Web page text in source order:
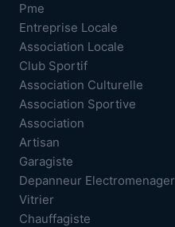
Pme
Entreprise Locale
Association Locale
Club Sportif
Association Culturelle
Association Sportive
Association
Artisan
Garagiste
Depanneur Electromenager
Vitrier
Chauffagiste